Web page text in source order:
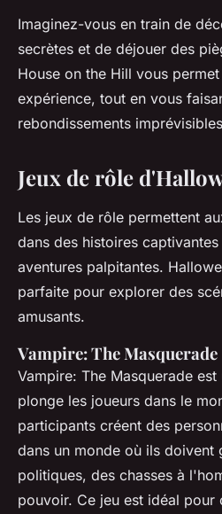
Imaginez-vous en train de
secrètes et de déjouer des
House on the Hill vous
expérience, tout en vous
rebondissements
Jeux de rôle
Les jeux de rôle permettent
dans des histoires
aventures palpitantes.
parfaite pour explorer des
amusants.
Vampire: The Masquerade
Vampire: The Masquerade est
plonge les joueurs dans le
participants créent des
dans un monde où ils doivent
politiques, des chasses à
pouvoir. Ce jeu est idéal pour